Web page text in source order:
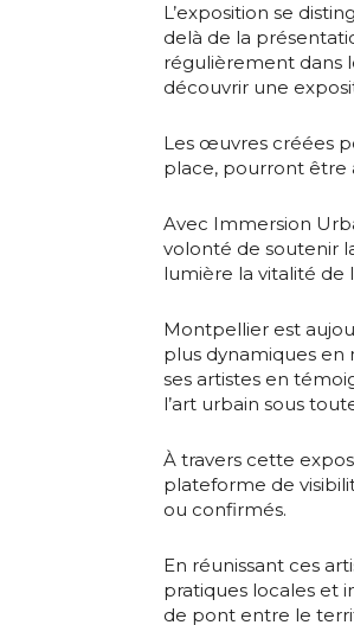
L’exposition se
delà de la
régulièrement dans
découvrir une
Les œuvres créées
place, pourront être
Avec Immersion
volonté de soutenir
lumière la vitalité de
Montpellier est
plus dynamiques en
ses artistes en
l’art urbain sous
À travers cette
plateforme de
ou confirmés.
En réunissant ces
pratiques locales et
de pont entre le